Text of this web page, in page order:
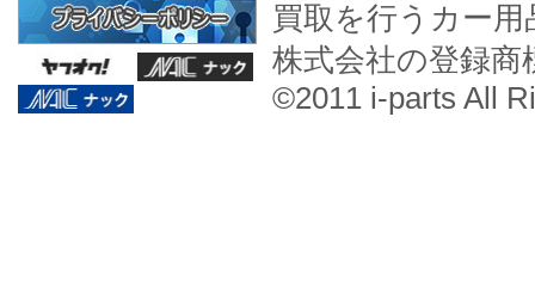
買取を行うカー
株式会社の登録商
©2011 i-parts All